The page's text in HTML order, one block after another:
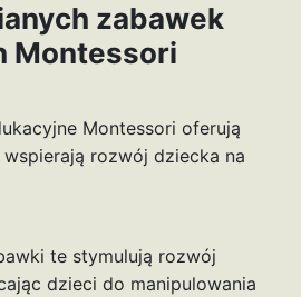
zabawek
Montessori
Montessori oferują
rozwój dziecka na
te stymulują rozwój
dzieci do manipulowania